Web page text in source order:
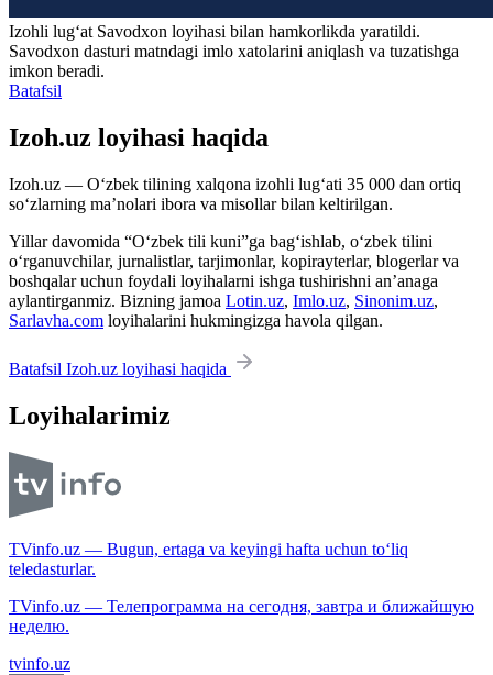
Izohli lugʻat Savodxon loyihasi bilan hamkorlikda yaratildi.
Savodxon dasturi matndagi imlo xatolarini aniqlash va tuzatishga
imkon beradi.
Batafsil
Izoh.uz loyihasi haqida
Izoh.uz — O‘zbek tilining xalqona izohli lug‘ati 35 000 dan ortiq
so‘zlarning ma’nolari ibora va misollar bilan keltirilgan.
Yillar davomida “O‘zbek tili kuni”ga bag‘ishlab, o‘zbek tilini
o‘rganuvchilar, jurnalistlar, tarjimonlar, kopirayterlar, blogerlar va
boshqalar uchun foydali loyihalarni ishga tushirishni an’anaga
aylantirganmiz. Bizning jamoa Lotin.uz, Imlo.uz, Sinonim.uz,
Sarlavha.com loyihalarini hukmingizga havola qilgan.
Batafsil Izoh.uz loyihasi haqida
Loyihalarimiz
TVinfo.uz — Bugun, ertaga va keyingi hafta uchun to‘liq
teledasturlar.
TVinfo.uz — Телепрограмма на сегодня, завтра и ближайшую
неделю.
tvinfo.uz